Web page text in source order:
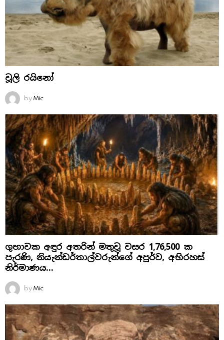
වූලි රයිනෝ
by Mic
ගුහාවක අඳුර අතරින් මතුවූ වසර 1,76,500 ක
පැරණි, නියැන්ඩර්තාල්වරුන්ගේ අපූර්ව, අභිරහස්
නිර්මාණය…
by Mic